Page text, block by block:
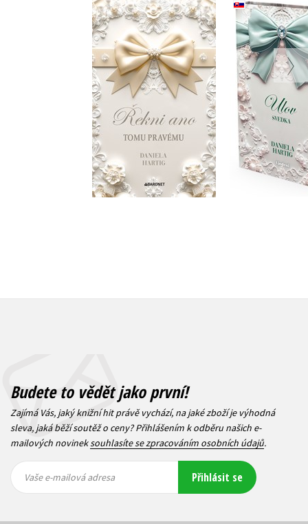
Řekni ano tomu
pravému
Daniela Hartig
Do košíku
399 Kč
319 Kč
Ulov
Daniela
Do
415 Kč
Budete to vědět jako první!
Zajímá Vás, jaký knižní hit právě vychází, na jaké zboží je výhodná
sleva, jaká běží soutěž o ceny? Přihlášením k odběru našich e-
mailových novineksouhlasíte se zpracováním osobních údajů.
mailová
mailová
Vaše e-mailová adresa Přihlásit se